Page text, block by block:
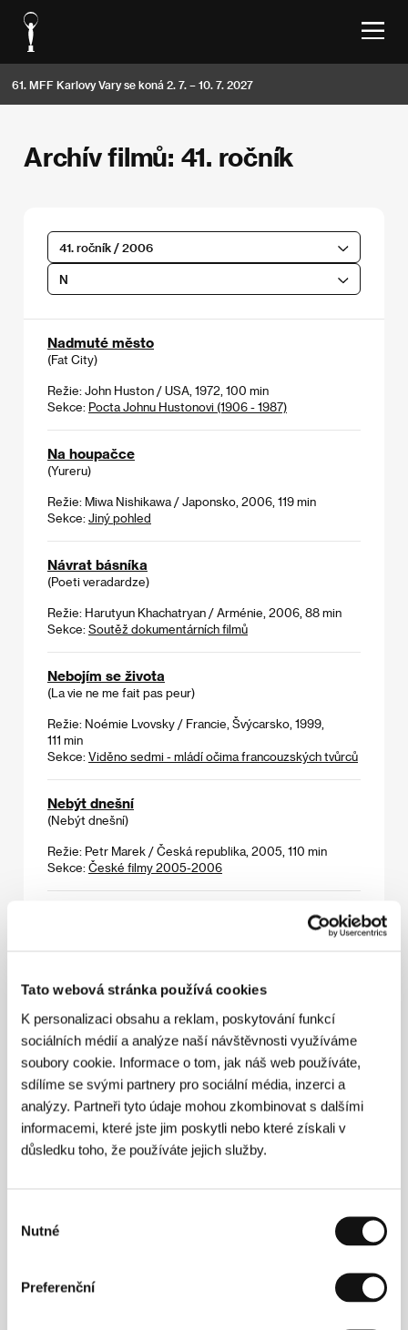
Tato webová stránka používá cookies
K personalizaci obsahu a reklam, poskytování funkcí
sociálních médií a analýze naší návštěvnosti využíváme
soubory cookie. Informace o tom, jak náš web používáte,
sdílíme se svými partnery pro sociální média, inzerci a
analýzy. Partneři tyto údaje mohou zkombinovat s dalšími
informacemi, které jste jim poskytli nebo které získali v
důsledku toho, že používáte jejich služby.
souhlasu
Nutné
Preferenční
61. MFF Karlovy Vary se koná 2. 7. – 10. 7. 2027
Archív filmů: 41. ročník
41. ročník / 2006
N
Nadmuté město
(Fat City)
Režie: John Huston / USA, 1972, 100 min
Sekce: Pocta Johnu Hustonovi (1906 - 1987)
Na houpačce
(Yureru)
Režie: Miwa Nishikawa / Japonsko, 2006, 119 min
Sekce: Jiný pohled
Návrat básníka
(Poeti veradardze)
Režie: Harutyun Khachatryan / Arménie, 2006, 88 min
Sekce: Soutěž dokumentárních filmů
Nebojím se života
(La vie ne me fait pas peur)
Režie: Noémie Lvovsky / Francie, Švýcarsko, 1999,
111 min
Sekce: Viděno sedmi - mládí očima francouzských tvůrců
Nebýt dnešní
(Nebýt dnešní)
Režie: Petr Marek / Česká republika, 2005, 110 min
Sekce: České filmy 2005-2006
Neohlížej se
(Don't Look Back)
Režie: D.A. Pennebaker / USA, 1967, 95 min
Sekce:Soutěž Fórum nezávislých
Neviditelné vlny
(Invisible Waves)
(Night of the Living Dead)